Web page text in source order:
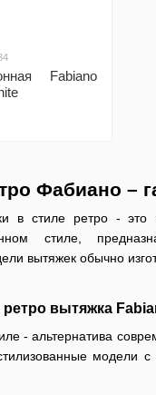
Фабиано –
в стиле ретро - это
стиле,
вытяжек обычно
вытяжка
- альтернатива
модели
Fabiano